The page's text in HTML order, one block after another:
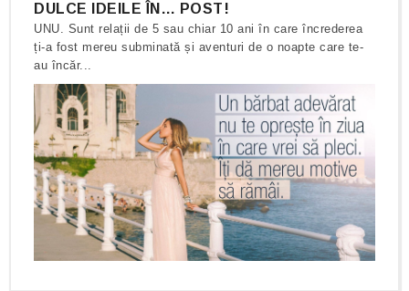
DULCE IDEILE ÎN… POST!
UNU. Sunt relații de 5 sau chiar 10 ani în care încrederea
ți-a fost mereu subminată și aventuri de o noapte care te-
au încăr...